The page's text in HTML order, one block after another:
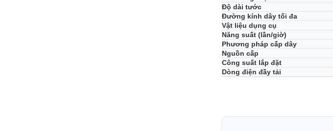
Độ dài tước
Đường kính dây tối đa
Vật liệu dụng cụ
Năng suất (lần/giờ)
Phương pháp cấp dây
Nguồn cấp
Công suất lắp đặt
Dòng điện đầy tải